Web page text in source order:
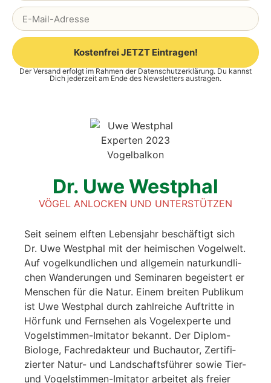
Dr. Uwe West­phal
VÖGEL ANLO­CKEN UND UNTER­STÜT­ZEN
Seit sei­nem elf­ten Lebens­jahr beschäf­tigt sich
Dr. Uwe West­phal mit der hei­mi­schen Vogel­welt.
Auf vogel­kund­li­chen und all­ge­mein natur­kund­li­
chen Wan­de­run­gen und Semi­na­ren begeis­tert er
Men­schen für die Natur. Einem brei­ten Publi­kum
ist Uwe West­phal durch zahl­rei­che Auf­trit­te in
Hör­funk und Fern­se­hen als Vogel­ex­per­te und
Vogel­stim­men-Imi­ta­tor bekannt. Der Diplom-
Bio­lo­ge, Fach­re­dak­teur und Buch­au­tor, Zer­ti­fi­
zier­ter Natur- und Land­schafts­füh­rer sowie Tier-
und Vogel­stim­men-Imi­ta­tor arbei­tet als frei­er
Kostenfrei JETZT Eintragen!
Alternative:
Der Versand erfolgt im Rahmen der Datenschutzerklärung. Du kannst
Dich jederzeit am Ende des Newsletters austragen.